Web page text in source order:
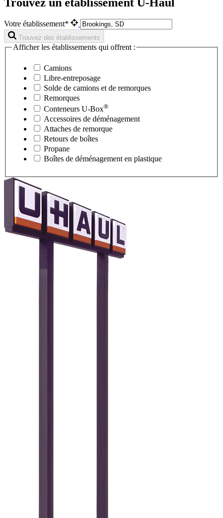
Votre établissement*
Trouvez des établissements
Afficher les établissements qui offrent :
Camions
Libre-entreposage
Solde de camions et de remorques
Remorques
Conteneurs U-Box®
Accessoires de déménagement
Attaches de remorque
Retours de boîtes
Propane
Boîtes de déménagement en plastique